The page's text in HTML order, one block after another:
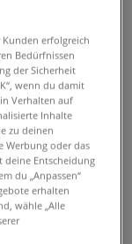
Filter zu
für Herren
Kunden erfolgreich
Bedürfnissen
der Sicherheit
wenn du damit
Verhalten auf
Inhalte
zu deinen
Werbung oder das
deine Entscheidung
du „Anpassen“
erhalten
wähle „Alle